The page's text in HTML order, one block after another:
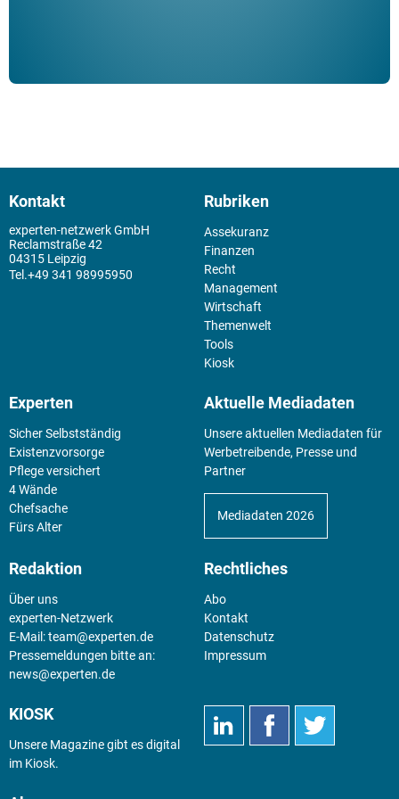
Kontakt
experten-netzwerk GmbH
Reclamstraße 42
04315 Leipzig
+49 341 98995950
Rubriken
Assekuranz
Finanzen
Recht
Management
Wirtschaft
Themenwelt
Tools
Kiosk
Experten
Sicher Selbstständig
Existenz­vorsorge
Pflege versichert
4 Wände
Chefsache
Fürs Alter
Aktuelle Mediadaten
Unsere aktuellen Mediadaten für
Werbetreibende, Presse und
Partner
Mediadaten 2026
Redaktion
Über uns
experten-Netzwerk
E-Mail:team@experten.de
Pressemeldungen bitte an:
news@experten.de
Rechtliches
Abo
Kontakt
Datenschutz
Impressum
KIOSK
Unsere Magazine gibt es digital
im Kiosk.